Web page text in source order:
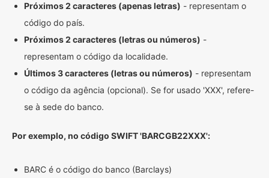
Próximos 2 caracteres (apenas letras) - representam o
código do país.
Próximos 2 caracteres (letras ou números) -
representam o código da localidade.
Últimos 3 caracteres (letras ou números) - representam
o código da agência (opcional). Se for usado 'XXX', refere-
se à sede do banco.
Por exemplo, no código SWIFT 'BARCGB22XXX':
BARC é o código do banco (Barclays)